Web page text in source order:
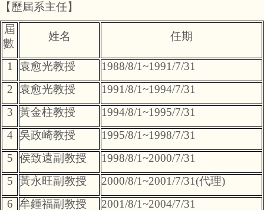
【歷屆系主任】
屆
數
姓名 任期
1 袁愈光教授
1988/8/1~1991/7/31
2
袁愈光教授
1991/8/1~1994/7/31
3 黃金柱教授
1994/8/1~1995/7/31
4 吳政崎教授
1995/8/1~1998/7/31
5 侯致遠副教授
1998/8/1~2000/7/31
5 黃永旺副教授 2000/8/1~2001/7/31(代理)
6 牟鍾福副教授 2001/8/1~2004/7/31